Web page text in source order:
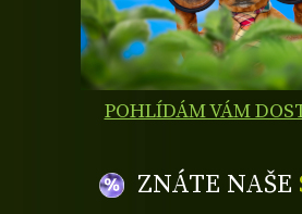
POHLÍDÁM VÁM
ZNÁTE NAŠE